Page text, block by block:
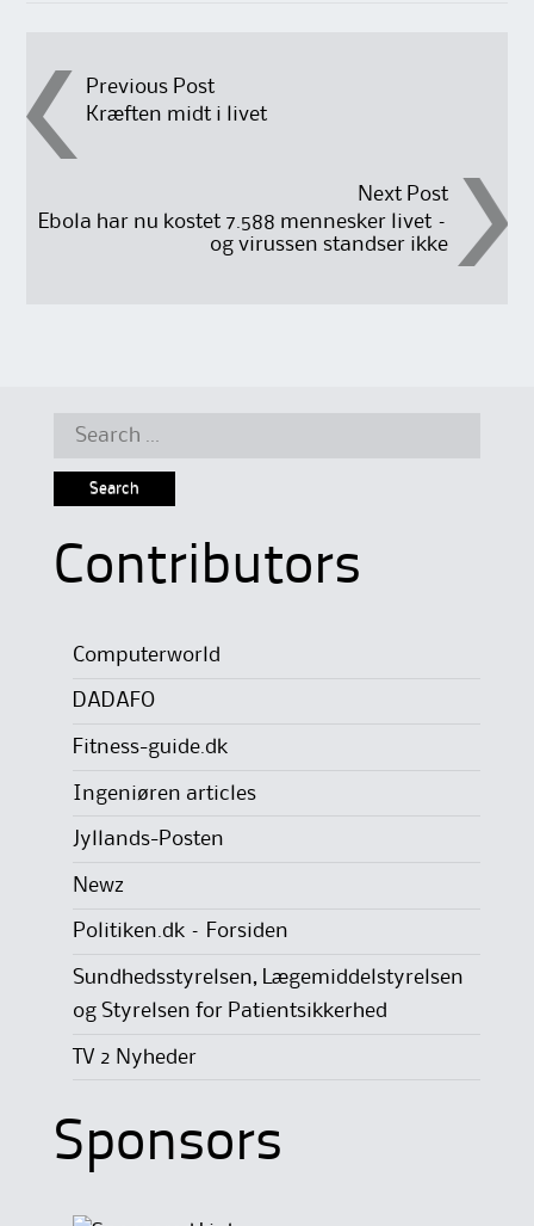
Post
navigation
Previous Post
Kræften midt i livet
Next Post
Ebola har nu kostet 7.588 mennesker livet –
og virussen standser ikke
Search
Contributors
Computerworld
DADAFO
Fitness-guide.dk
Ingeniøren articles
Jyllands-Posten
Newz
Politiken.dk – Forsiden
Sundhedsstyrelsen, Lægemiddelstyrelsen
og Styrelsen for Patientsikkerhed
TV 2 Nyheder
Sponsors